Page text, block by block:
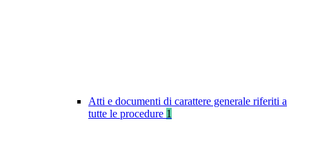
Atti e documenti di carattere generale riferiti a
tutte le procedure 1